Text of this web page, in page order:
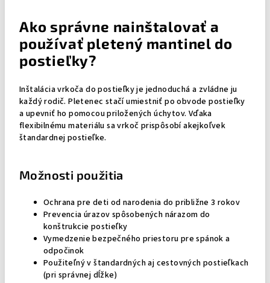
Ako správne nainštalovať a
používať pletený mantinel do
postieľky?
Inštalácia vrkoča do postieľky je jednoduchá a zvládne ju
každý rodič. Pletenec stačí umiestniť po obvode postieľky
a upevniť ho pomocou priložených úchytov. Vďaka
flexibilnému materiálu sa vrkoč prispôsobí akejkoľvek
štandardnej postieľke.
Možnosti použitia
Ochrana pre deti od narodenia do približne 3 rokov
Prevencia úrazov spôsobených nárazom do
konštrukcie postieľky
Vymedzenie bezpečného priestoru pre spánok a
odpočinok
Použiteľný v štandardných aj cestovných postieľkach
(pri správnej dĺžke)